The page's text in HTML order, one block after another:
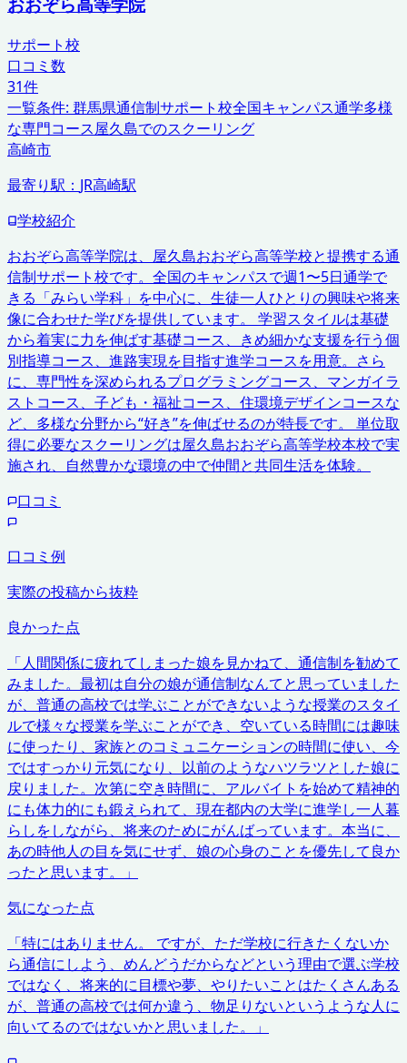
サポート校
口コミ数
31件
一覧条件: 群馬県通信制サポート校全国キャンパス通学多様
な専門コース屋久島でのスクーリング
高崎市
最寄り駅： JR高崎駅
学校紹介
おおぞら高等学院は、屋久島おおぞら高等学校と提携する通
信制サポート校です。全国のキャンパスで週1〜5日通学で
きる「みらい学科」を中心に、生徒一人ひとりの興味や将来
像に合わせた学びを提供しています。 学習スタイルは基礎
から着実に力を伸ばす基礎コース、きめ細かな支援を行う個
別指導コース、進路実現を目指す進学コースを用意。さら
に、専門性を深められるプログラミングコース、マンガイラ
ストコース、子ども・福祉コース、住環境デザインコースな
ど、多様な分野から“好き”を伸ばせるのが特長です。 単位取
得に必要なスクーリングは屋久島おおぞら高等学校本校で実
施され、自然豊かな環境の中で仲間と共同生活を体験。
口コミ
口コミ例
実際の投稿から抜粋
良かった点
「人間関係に疲れてしまった娘を見かねて、通信制を勧めて
みました。最初は自分の娘が通信制なんてと思っていました
が、普通の高校では学ぶことができないような授業のスタイ
ルで様々な授業を学ぶことができ、空いている時間には趣味
に使ったり、家族とのコミュニケーションの時間に使い、今
ではすっかり元気になり、以前のようなハツラツとした娘に
戻りました。次第に空き時間に、アルバイトを始めて精神的
にも体力的にも鍛えられて、現在都内の大学に進学し一人暮
らしをしながら、将来のためにがんばっています。本当に、
あの時他人の目を気にせず、娘の心身のことを優先して良か
ったと思います。
」
気になった点
「特にはありません。 ですが、ただ学校に行きたくないか
ら通信にしよう、めんどうだからなどという理由で選ぶ学校
ではなく、将来的に目標や夢、やりたいことはたくさんある
が、普通の高校では何か違う、物足りないというような人に
向いてるのではないかと思いました。
」